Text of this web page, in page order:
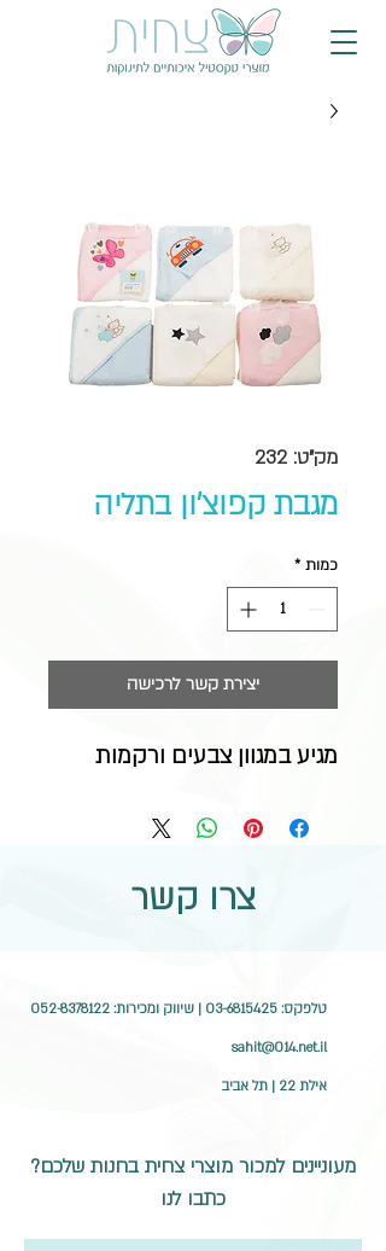
מק"ט: 232
מגבת קפוצ'ון בתליה
כמות *
יצירת קשר לרכישה
מגיע במגוון צבעים ורקמות
צרו קשר
טלפקס: 03-6815425 | שיווק ומכירות: 052-8378122
sahit@014.net.il
אילת 22 | תל אביב
מעוניינים למכור מוצרי צחית בחנות שלכם?
כתבו לנו